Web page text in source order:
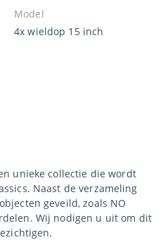
Model
4x wieldop 15 inch
unieke collectie die wordt
Naast de verzameling
geveild, zoals NO
Wij nodigen u uit om dit